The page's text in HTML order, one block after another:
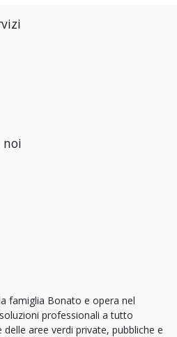
famiglia Bonato e opera nel
professionali a tutto
aree verdi private, pubbliche e